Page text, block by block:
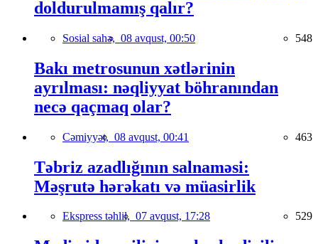
doldurulmamış qalır?
Sosial sahə, 08 avqust, 00:50 548
Bakı metrosunun xətlərinin
ayrılması: nəqliyyat böhranından
necə qaçmaq olar?
Cəmiyyət, 08 avqust, 00:41 463
Təbriz azadlığının salnaməsi:
Məşrutə hərəkatı və müasirlik
Ekspress təhlil, 07 avqust, 17:28 529